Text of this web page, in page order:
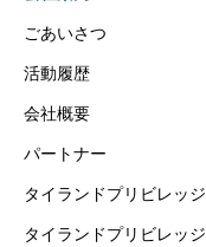
ごあいさつ
活動履歴
会社概要
パートナー
タイランドプリビレッジ
タイランドプリビレッジ